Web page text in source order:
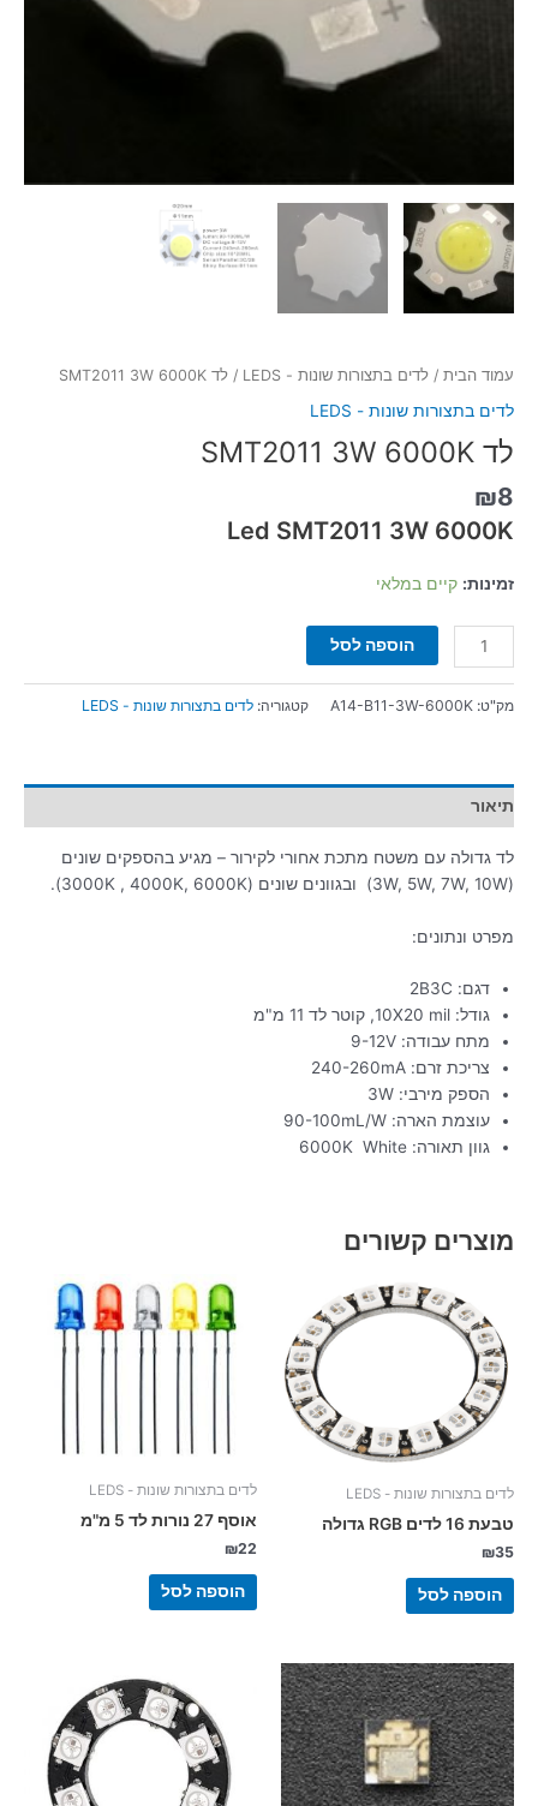
עמוד הבית / לדים בתצורות שונות - LEDS / לד SMT2011 3W 6000K
לדים בתצורות שונות - LEDS
לד SMT2011 3W 6000K
₪8
Led SMT2011 3W 6000K
זמינות: קיים במלאי
הוספה לסל
מק"ט: A14-B11-3W-6000K קטגוריה: לדים בתצורות שונות - LEDS
תיאור
לד גדולה עם משטח מתכת אחורי לקירור – מגיע בהספקים שונים
(3W, 5W, 7W, 10W) ובגוונים שונים (3000K , 4000K, 6000K).
מפרט ונתונים:
דגם: 2B3C
גודל: 10X20 mil, קוטר לד 11 מ"מ
מתח עבודה: 9-12V
צריכת זרם: 240-260mA
הספק מירבי: 3W
עוצמת הארה: 90-100mL/W
גוון תאורה: 6000K White
מוצרים קשורים
לדים בתצורות שונות - LEDS
טבעת 16 לדים RGB גדולה
₪35
הוספה לסל
לדים בתצורות שונות - LEDS
אוסף 27 נורות לד 5 מ"מ
₪22
הוספה לסל